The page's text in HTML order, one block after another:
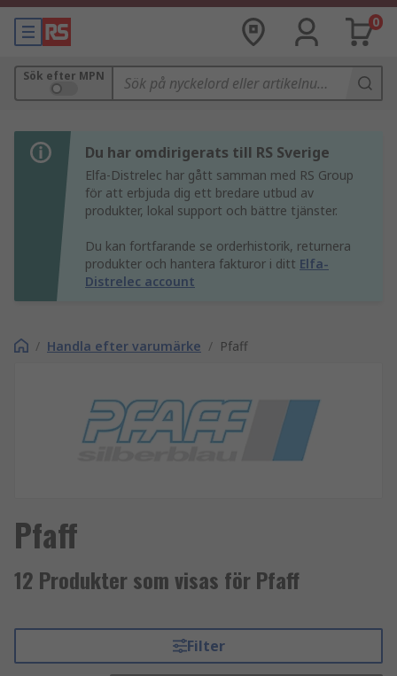
0
Sök efter MPN
Du har omdirigerats till RS Sverige
Elfa-Distrelec har gått samman med RS Group
för att erbjuda dig ett bredare utbud av
produkter, lokal support och bättre tjänster.
Du kan fortfarande se orderhistorik, returnera
produkter och hantera fakturor i ditt Elfa-
Distrelec account
/ Handla efter varumärke / Pfaff
Pfaff
12 Produkter som visas för Pfaff
Filter